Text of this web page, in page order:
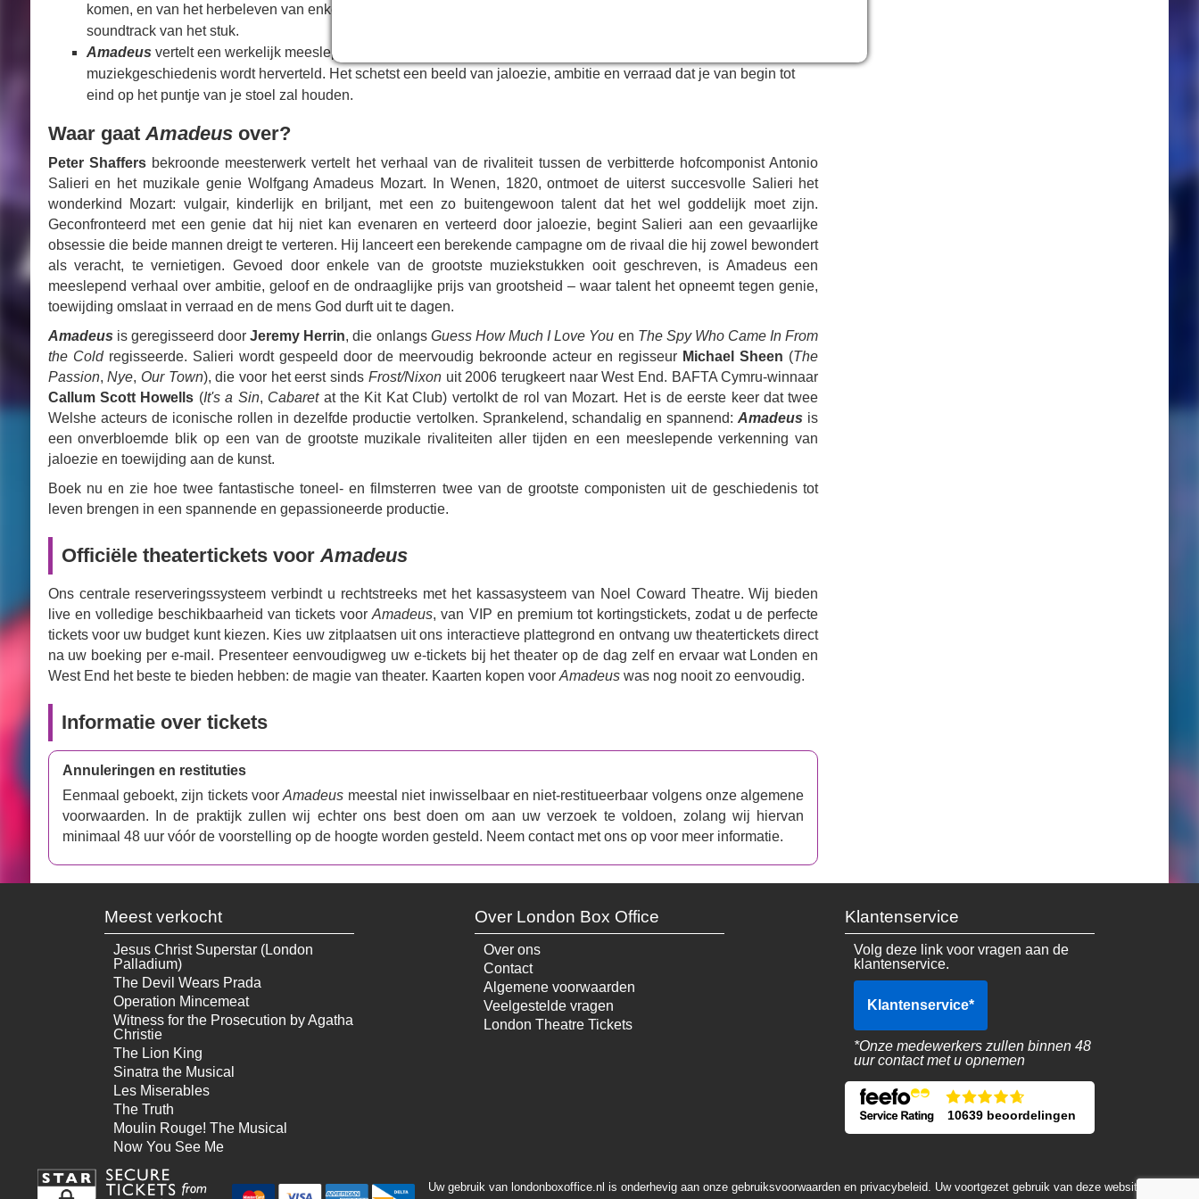
komen, en van het herbeleven van enkele van hun meest onvergetelijke composities in de adembenemende
soundtrack van het stuk.
Amadeus vertelt een werkelijk meeslepend verhaal, waarin een van de meest beruchte rivaliteiten uit de
muziekgeschiedenis wordt herverteld. Het schetst een beeld van jaloezie, ambitie en verraad dat je van begin tot
eind op het puntje van je stoel zal houden.
Waar gaat Amadeusover?
Peter Shaffersbekroonde meesterwerk vertelt het verhaal van de rivaliteit tussen de verbitterde hofcomponist Antonio
Salieri en het muzikale genie Wolfgang Amadeus Mozart. In Wenen, 1820, ontmoet de uiterst succesvolle Salieri het
wonderkind Mozart: vulgair, kinderlijk en briljant, met een zo buitengewoon talent dat het wel goddelijk moet zijn.
Geconfronteerd met een genie dat hij niet kan evenaren en verteerd door jaloezie, begint Salieri aan een gevaarlijke
obsessie die beide mannen dreigt te verteren. Hij lanceert een berekende campagne om de rivaal die hij zowel bewondert
als veracht, te vernietigen. Gevoed door enkele van de grootste muziekstukken ooit geschreven, is Amadeus een
meeslepend verhaal over ambitie, geloof en de ondraaglijke prijs van grootsheid – waar talent het opneemt tegen genie,
toewijding omslaat in verraad en de mens God durft uit te dagen.
Amadeus is geregisseerd doorJeremy Herrin, die onlangs Guess How Much I Love You en The Spy Who Came In From
the Coldregisseerde. Salieri wordt gespeeld door de meervoudig bekroonde acteur en regisseur Michael Sheen (The
Passion,Nye, Our Town), die voor het eerst sinds Frost/Nixonuit 2006 terugkeert naar West End. BAFTA Cymru-winnaar
Callum Scott Howells (It's a Sin, Cabaretat the Kit Kat Club) vertolkt de rol van Mozart. Het is de eerste keer dat twee
Welshe acteurs de iconische rollen in dezelfde productie vertolken. Sprankelend, schandalig en spannend:Amadeus is
een onverbloemde blik op een van de grootste muzikale rivaliteiten aller tijden en een meeslepende verkenning van
jaloezie en toewijding aan de kunst.
Boek nu en zie hoe twee fantastische toneel- en filmsterren twee van de grootste componisten uit de geschiedenis tot
leven brengen in een spannende en gepassioneerde productie.
Officiële theatertickets voor Amadeus
Ons centrale reserveringssysteem verbindt u rechtstreeks met het kassasysteem van Noel Coward Theatre. Wij bieden
live en volledige beschikbaarheid van tickets voorAmadeus, van VIP en premium tot kortingstickets, zodat u de perfecte
tickets voor uw budget kunt kiezen. Kies uw zitplaatsen uit ons interactieve plattegrond en ontvang uw theatertickets direct
na uw boeking per e-mail. Presenteer eenvoudigweg uw e-tickets bij het theater op de dag zelf en ervaar wat Londen en
West End het beste te bieden hebben: de magie van theater. Kaarten kopen voor Amadeuswas nog nooit zo eenvoudig.
Informatie over tickets
Annuleringen en restituties
Eenmaal geboekt, zijn tickets voorAmadeus meestal niet inwisselbaar en niet-restitueerbaar volgens onze algemene
voorwaarden. In de praktijk zullen wij echter ons best doen om aan uw verzoek te voldoen, zolang wij hiervan
minimaal 48 uur vóór de voorstelling op de hoogte worden gesteld. Neem contact met ons op voor meer informatie.
Meest verkocht
Jesus Christ Superstar (London
Palladium)
The Devil Wears Prada
Operation Mincemeat
Witness for the Prosecution by Agatha
Christie
The Lion King
Sinatra the Musical
Les Miserables
The Truth
Moulin Rouge! The Musical
Now You See Me
Over London Box Office
Over ons
Contact
Algemene voorwaarden
Veelgestelde vragen
London Theatre Tickets
Klantenservice
Volg deze link voor vragen aan de
klantenservice.
Klantenservice*
*Onze medewerkers zullen binnen 48
uur contact met u opnemen
10639 beoordelingen
Uw gebruik van londonboxoffice.nl is onderhevig aan onze gebruiksvoorwaarden en privacybeleid. Uw voortgezet gebruik van deze website